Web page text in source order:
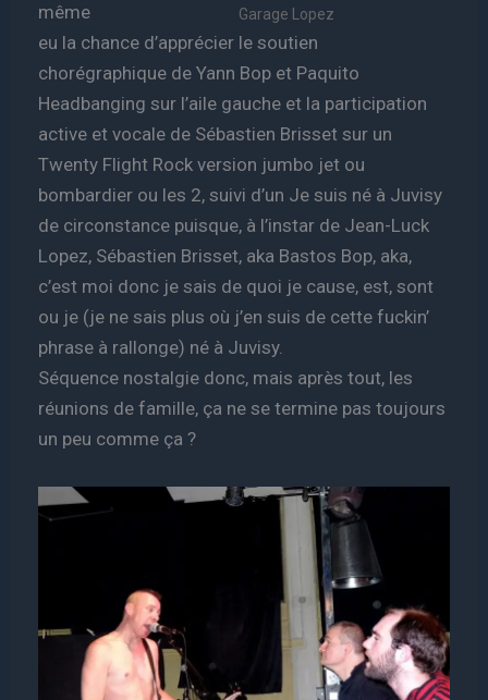
Garage Lopez
même
eu la chance d’apprécier le soutien
chorégraphique de Yann Bop et Paquito
Headbanging sur l’aile gauche et la participation
active et vocale de Sébastien Brisset sur un
Twenty Flight Rock version jumbo jet ou
bombardier ou les 2, suivi d’un Je suis né à Juvisy
de circonstance puisque, à l’instar de Jean-Luck
Lopez, Sébastien Brisset, aka Bastos Bop, aka,
c’est moi donc je sais de quoi je cause, est, sont
ou je (je ne sais plus où j’en suis de cette fuckin’
phrase à rallonge) né à Juvisy.
Séquence nostalgie donc, mais après tout, les
réunions de famille, ça ne se termine pas toujours
un peu comme ça ?